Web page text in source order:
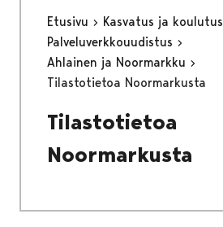
Etusivu
Kasvatus ja koulutus
Palveluverkkouudistus
Ahlainen ja Noormarkku
Tilastotietoa Noormarkusta
Tilastotietoa
Noormarkusta